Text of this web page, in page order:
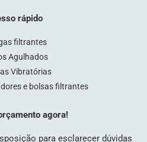
rápido
filtrantes
Agulhados
Vibratórias
e bolsas filtrantes
agora!
para esclarecer dúvidas